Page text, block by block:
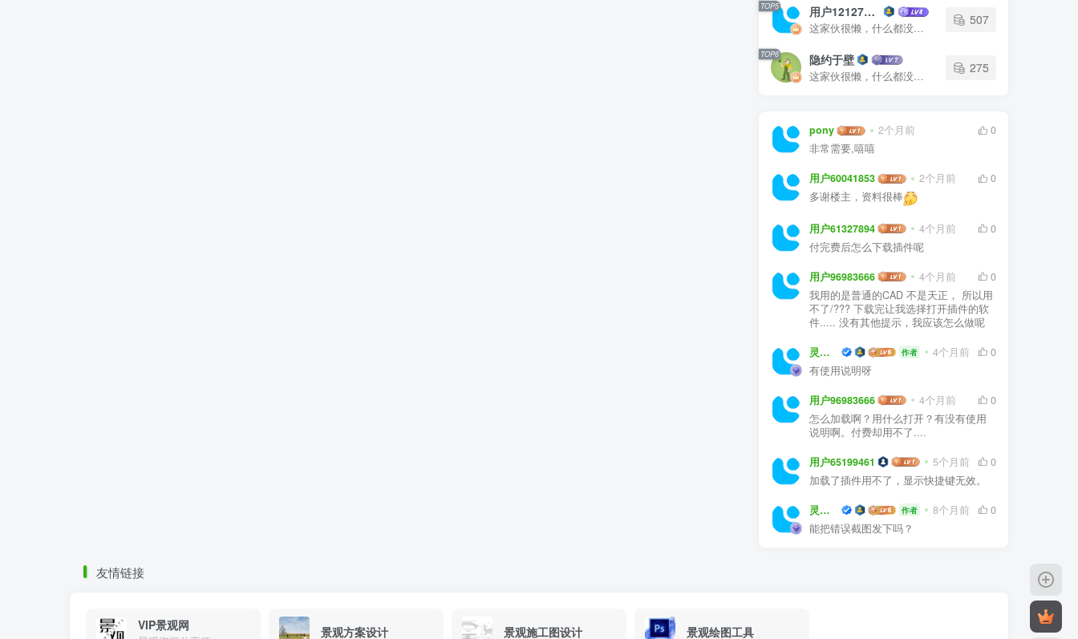
TOP5 用户12127023
这家伙很懒，什么都没有写...
507
TOP6 隐约于壁
这家伙很懒，什么都没有写...
275
pony 2个月前
0
非常需要,嘻嘻
用户60041853 2个月前
0
多谢楼主，资料很棒
用户61327894 4个月前
0
付完费后怎么下载插件呢
用户96983666 4个月前
0
我用的是普通的CAD 不是天正， 所以用
不了/??? 下载完让我选择打开插件的软
件..... 没有其他提示，我应该怎么做呢
灵感屋 作者 4个月前
0
有使用说明呀
用户96983666 4个月前
0
怎么加载啊？用什么打开？有没有使用
说明啊。付费却用不了....
用户65199461 5个月前
0
加载了插件用不了，显示快捷键无效。
灵感屋 作者 8个月前
0
能把错误截图发下吗？
友情链接
VIP景观网 景观方案设计 景观施工图设计 景观绘图工具